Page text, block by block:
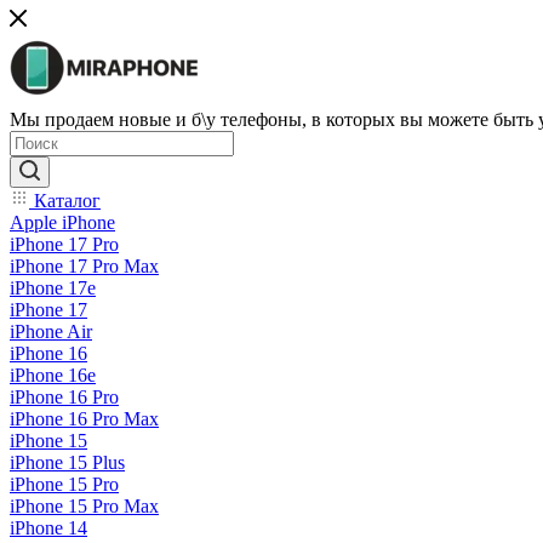
Мы продаем новые и б\у телефоны, в которых вы можете быть
Каталог
Apple iPhone
iPhone 17 Pro
iPhone 17 Pro Max
iPhone 17e
iPhone 17
iPhone Air
iPhone 16
iPhone 16e
iPhone 16 Pro
iPhone 16 Pro Max
iPhone 15
iPhone 15 Plus
iPhone 15 Pro
iPhone 15 Pro Max
iPhone 14